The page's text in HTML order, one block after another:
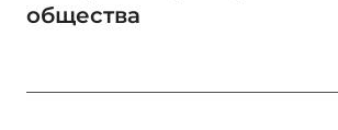
общества